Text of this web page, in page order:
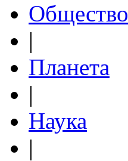
Общество
|
Планета
|
Наука
|